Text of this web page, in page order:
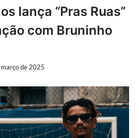
lança “Pras Ruas”
com Bruninho
março de 2025